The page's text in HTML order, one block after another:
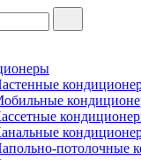
потолочные